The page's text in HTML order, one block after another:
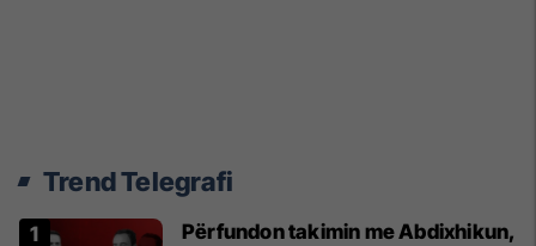
Trend Telegrafi
Përfundon takimin me Abdixhikun,